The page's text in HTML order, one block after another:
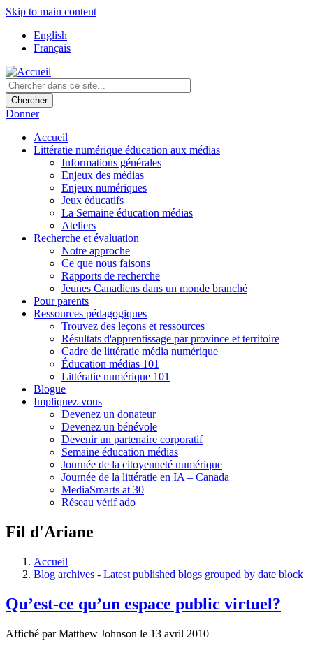
Skip to main content
English
Français
Donner
Accueil
Littératie numérique éducation aux médias
Informations générales
Enjeux des médias
Enjeux numériques
Jeux éducatifs
La Semaine éducation médias
Ateliers
Recherche et évaluation
Notre approche
Ce que nous faisons
Rapports de recherche
Jeunes Canadiens dans un monde branché
Pour parents
Ressources pédagogiques
Trouvez des leçons et ressources
Résultats d'apprentissage par province et territoire
Cadre de littératie média numérique
Éducation médias 101
Littératie numérique 101
Blogue
Impliquez-vous
Devenez un donateur
Devenez un bénévole
Devenir un partenaire corporatif
Semaine éducation médias
Journée de la citoyenneté numérique
Journée de la littératie en IA – Canada
MediaSmarts at 30
Réseau vérif ado
Fil d'Ariane
Accueil
Blog archives - Latest published blogs grouped by date block
Qu’est-ce qu’un espace public virtuel?
Affiché parMatthew Johnson le 13 avril 2010